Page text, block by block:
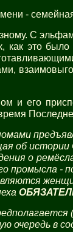
-
С
как это
и его
об
о
промысла -
очередь в